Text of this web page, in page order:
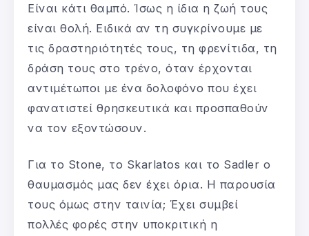
Είναι κάτι θαμπό. Ίσως η ίδια η ζωή τους
είναι θολή. Ειδικά αν τη συγκρίνουμε με
τις δραστηριότητές τους, τη φρενίτιδα, τη
δράση τους στο τρένο, όταν έρχονται
αντιμέτωποι με ένα δολοφόνο που έχει
φανατιστεί θρησκευτικά και προσπαθούν
να τον εξοντώσουν.
Για το Stone, το Skarlatos και το Sadler ο
θαυμασμός μας δεν έχει όρια. Η παρουσία
τους όμως στην ταινία; Έχει συμβεί
πολλές φορές στην υποκριτική η